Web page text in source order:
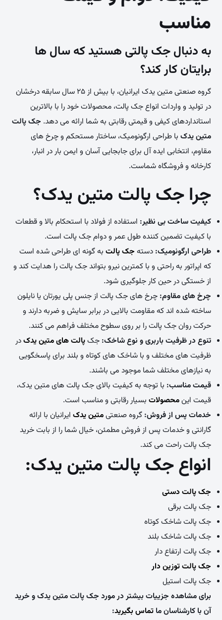
مناسب
به دنبال جک پالتی هستید که سال ها
برایتان کار کند؟
گروه صنعتی متین یدک ایرانیان، با بیش از ۲۵ سال سابقه درخشان
در تولید و واردات انواع جک پالت، محصولات خود را با بالاترین
استانداردهای کیفی و قیمتی رقابتی به شما ارائه می دهد. جک پالت
متین یدک با طراحی ارگونومیک، ساختار مستحکم و چرخ های
مقاوم، انتخابی ایده آل برای جابجایی آسان و ایمن بار در انبار،
کارخانه و فروشگاه شماست.
چرا جک پالت متین یدک؟
کیفیت ساخت بی نظیر: استفاده از فولاد با استحکام بالا و قطعات
با کیفیت تضمین کننده طول عمر و دوام جک پالت است.
طراحی ارگونومیک: دسته جک پالت به گونه ای طراحی شده است
که اپراتور به راحتی و با کمترین نیرو بتواند جک پالت را هدایت کند و
از خستگی در حین کار جلوگیری شود.
چرخ های مقاوم: چرخ های جک پالت از جنس پلی یورتان یا نایلون
ساخته شده اند که مقاومت بالایی در برابر سایش و ضربه دارند و
حرکت روان جک پالت را بر روی سطوح مختلف فراهم می کنند.
تنوع در ظرفیت باربری و نوع شاخک: جکپالت های متین یدکدر
ظرفیت های مختلف و با شاخک های کوتاه و بلند برای پاسخگویی
به نیازهای مختلف شما موجود می باشند.
قیمت مناسب: با توجه به کیفیت بالای جک پالت های متین یدک،
قیمت اینمحصولات بسیار رقابتی و مناسب است.
خدمات پس از فروش: گروه صنعتیمتین یدک ایرانیان با ارائه
گارانتی و خدمات پس از فروش مطمئن، خیال شما را از بابت خرید
جک پالت راحت می کند.
انواع جک پالت متین یدک:
جک پالت دستی
جک پالت برقی
جک پالت شاخک کوتاه
جک پالت شاخک بلند
جک پالت ارتفاع دار
جک پالت توزین دار
جک پالت استیل
برای مشاهده جزییات بیشتر در مورد جک پالت متین یدک و خرید
آن با کارشناسان ما تماس بگیرید: